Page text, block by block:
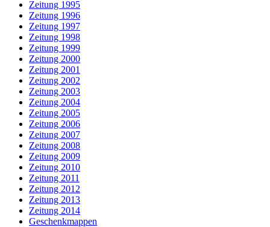
Zeitung 1995
Zeitung 1996
Zeitung 1997
Zeitung 1998
Zeitung 1999
Zeitung 2000
Zeitung 2001
Zeitung 2002
Zeitung 2003
Zeitung 2004
Zeitung 2005
Zeitung 2006
Zeitung 2007
Zeitung 2008
Zeitung 2009
Zeitung 2010
Zeitung 2011
Zeitung 2012
Zeitung 2013
Zeitung 2014
Geschenkmappen